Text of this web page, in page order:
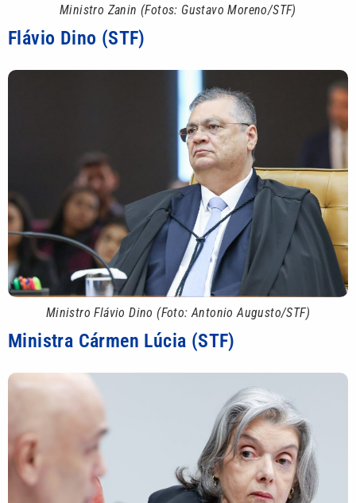
Ministro Zanin (Fotos: Gustavo Moreno/STF)
Flávio Dino (STF)
Ministro Flávio Dino (Foto: Antonio Augusto/STF)
Ministra Cármen Lúcia (STF)